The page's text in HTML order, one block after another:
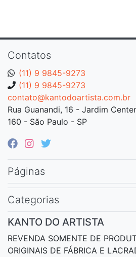
Contatos
(11) 9 9845-9273
(11) 9 9845-9273
contato@kantodoartista.com.br
Rua Guanandi, 16 - Jardim
160 - São Paulo - SP
Páginas
Categorias
KANTO DO ARTISTA
REVENDA SOMENTE DE
ORIGINAIS DE FÁBRICA E